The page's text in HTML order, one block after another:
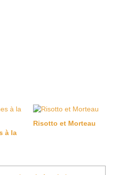
à la
Risotto et Morteau